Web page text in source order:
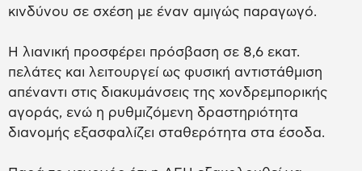
κινδύνου σε σχέση με έναν αμιγώς παραγωγό.
Η λιανική προσφέρει πρόσβαση σε 8,6 εκατ.
πελάτες και λειτουργεί ως φυσική αντιστάθμιση
απέναντι στις διακυμάνσεις της χονδρεμπορικής
αγοράς, ενώ η ρυθμιζόμενη δραστηριότητα
διανομής εξασφαλίζει σταθερότητα στα έσοδα.